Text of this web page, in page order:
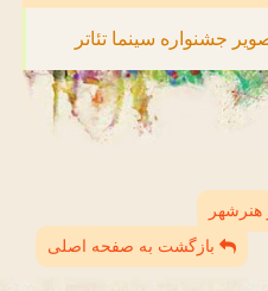
جشنواره سینما تئاتر
هنرشهر
بازگشت به صفحه اصلی